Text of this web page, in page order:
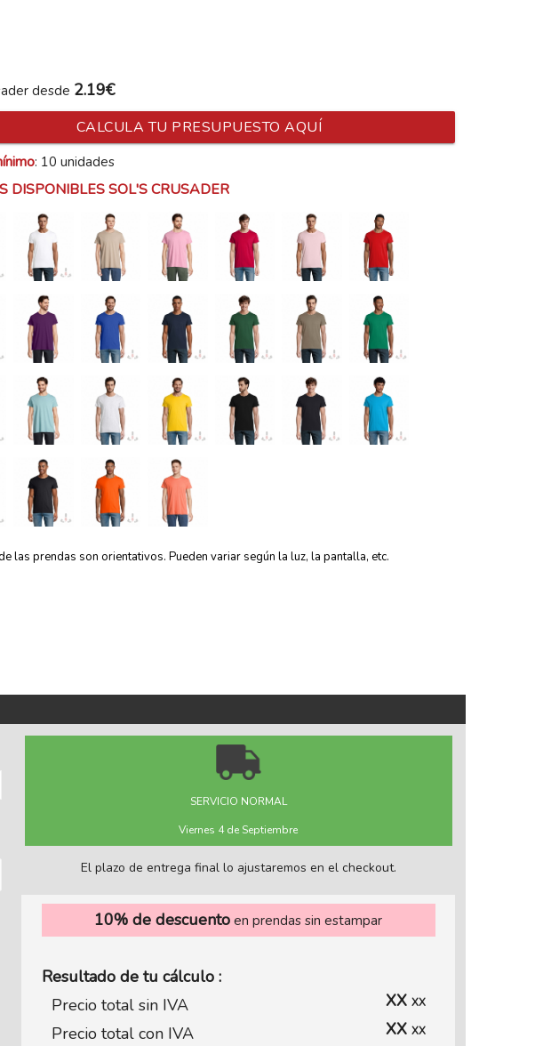
desde 2.19€
CALCULA TU PRESUPUESTO AQUÍ
: 10 unidades
DISPONIBLES SOL'S CRUSADER
las prendas son orientativos. Pueden variar según la luz, la pantalla, etc.
SERVICIO NORMAL
Viernes 4 de Septiembre
El plazo de entrega final lo ajustaremos en el checkout.
10% de descuento en prendas sin estampar
Resultado de tu cálculo :
Precio total sin IVA
XX XX
Precio total con IVA XX XX